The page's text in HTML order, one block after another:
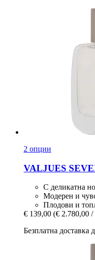
2 опции
VALJUES
С деликатна
Модерен и
Плодови и
€ 139,00 (€ 2.780,00 /
Безплатна доставка